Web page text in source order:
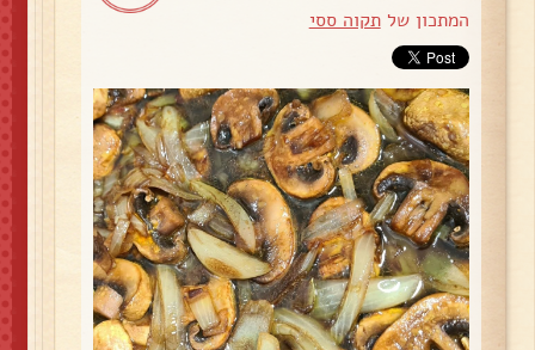
המתכון שלתקוה ססי